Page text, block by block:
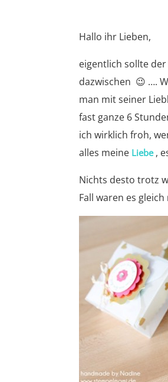
Hallo ihr Lieben,
eigentlich sollte
dazwischen 😉 ….
man mit seiner
fast ganze 6
ich wirklich froh,
alles meine Liebe ,
Nichts desto trotz
Fall waren es